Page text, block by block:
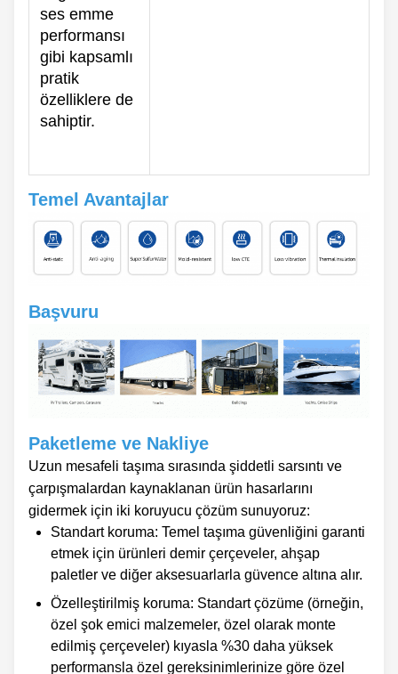
ses emme
performansı
gibi kapsamlı
pratik
özelliklere de
sahiptir.
Temel Avantajlar
Başvuru
Paketleme ve Nakliye
Uzun mesafeli taşıma sırasında şiddetli sarsıntı ve
çarpışmalardan kaynaklanan ürün hasarlarını
gidermek için iki koruyucu çözüm sunuyoruz:
Standart koruma: Temel taşıma güvenliğini garanti
etmek için ürünleri demir çerçeveler, ahşap
paletler ve diğer aksesuarlarla güvence altına alır.
Özelleştirilmiş koruma: Standart çözüme (örneğin,
özel şok emici malzemeler, özel olarak monte
edilmiş çerçeveler) kıyasla %30 daha yüksek
performansla özel gereksinimlerinize göre özel